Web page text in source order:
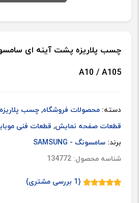
A10 / A105
دسته: محصولات فروشگاه, چسب
قطعات صفحه نمایش, قطعات فنی
برند: سامسونگ - SAMSUNG
شناسه محصول: 134772
(
1 بررسی مشتری)